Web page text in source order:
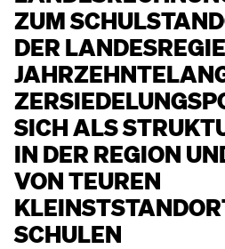
ZUM
DER
SICH ALS
IN DER REGION
VON TEUREN
SCHULEN